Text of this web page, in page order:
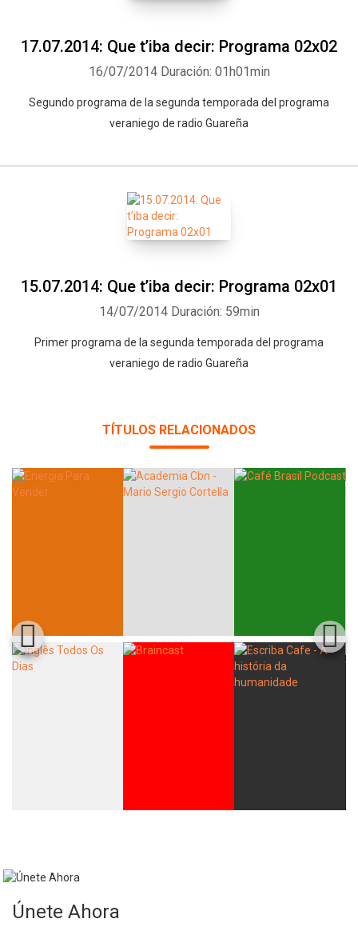
17.07.2014: Que t’iba decir: Programa 02x02
16/07/2014 Duración: 01h01min
Segundo programa de la segunda temporada del programa
veraniego de radio Guareña
15.07.2014: Que t’iba decir: Programa 02x01
14/07/2014 Duración: 59min
Primer programa de la segunda temporada del programa
veraniego de radio Guareña
TÍTULOS RELACIONADOS
Únete Ahora